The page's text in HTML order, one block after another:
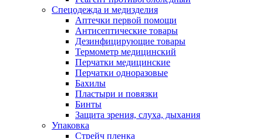
Спецодежда и медизделия
Аптечки первой помощи
Антисептические товары
Дезинфицирующие товары
Термометр медицинский
Перчатки медицинские
Перчатки одноразовые
Бахилы
Пластыри и повязки
Бинты
Защита зрения, слуха, дыхания
Упаковка
Стрейч пленка